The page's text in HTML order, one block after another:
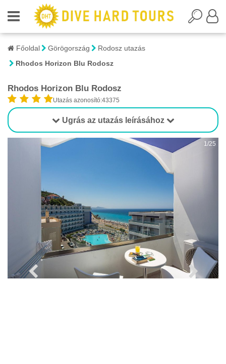
Főoldal Görögország
Rodosz utazás
Rhodos Horizon Blu Rodosz
Rhodos Horizon Blu Rodosz
Utazás azonosító:43375
Ugrás az utazás leírásához
1/25